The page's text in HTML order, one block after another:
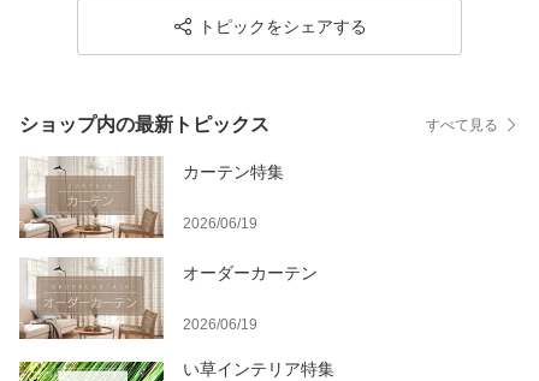
トピックをシェアする
ショップ内の最新トピックス すべて見る
カーテン特集
2026/06/19
オーダーカーテン
2026/06/19
い草インテリア特集